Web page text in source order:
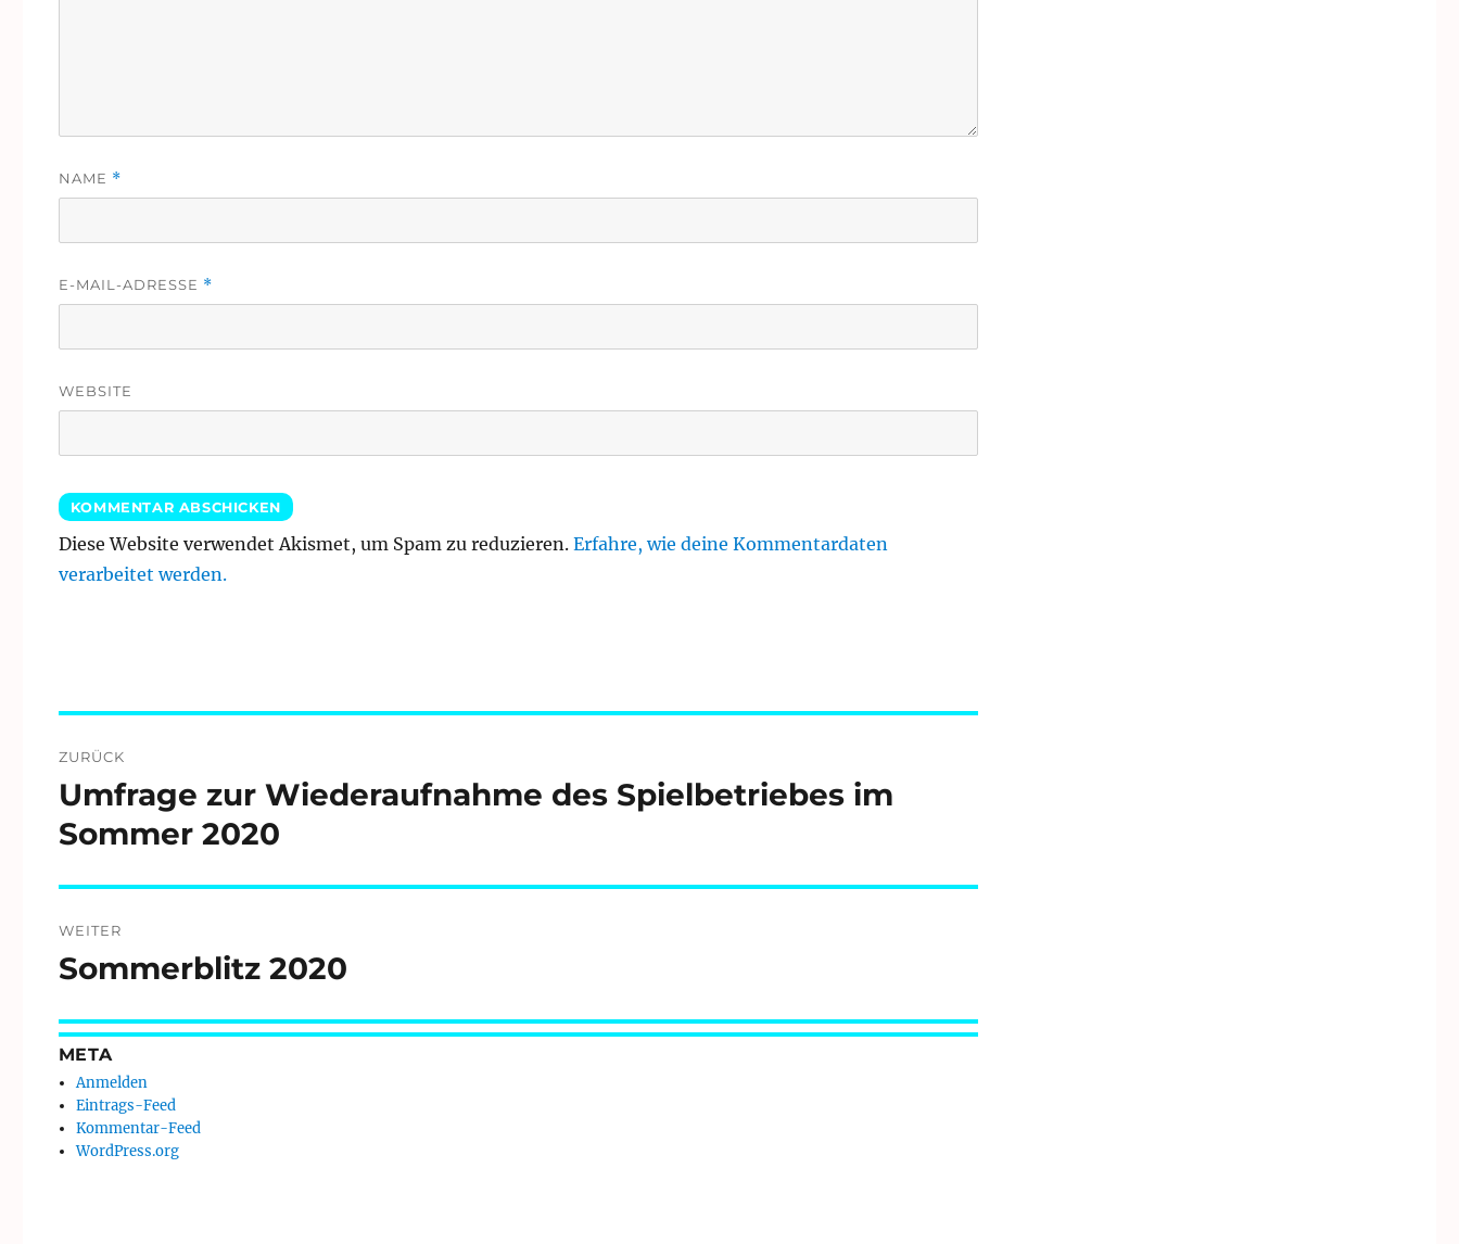
NAME *
E-MAIL-ADRESSE *
WEBSITE
Diese Website verwendet Akismet, um Spam zu reduzieren. Erfahre, wie deine Kommentardaten
verarbeitet werden.
ZURÜCK
Vorheriger
Beitrag:
Umfrage zur Wiederaufnahme des Spielbetriebes im
Sommer 2020
WEITER
Nächster
Sommerblitz 2020
META
Anmelden
Eintrags-Feed
Kommentar-Feed
WordPress.org